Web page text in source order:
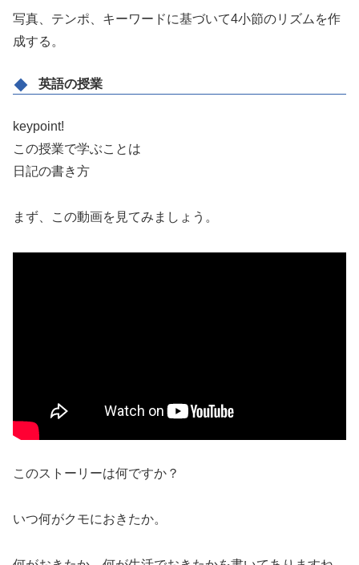
写真、テンポ、キーワードに基づいて4小節のリズムを作
成する。
英語の授業
keypoint!
この授業で学ぶことは
日記の書き方
まず、この動画を見てみましょう。
このストーリーは何ですか？
いつ何がクモにおきたか。